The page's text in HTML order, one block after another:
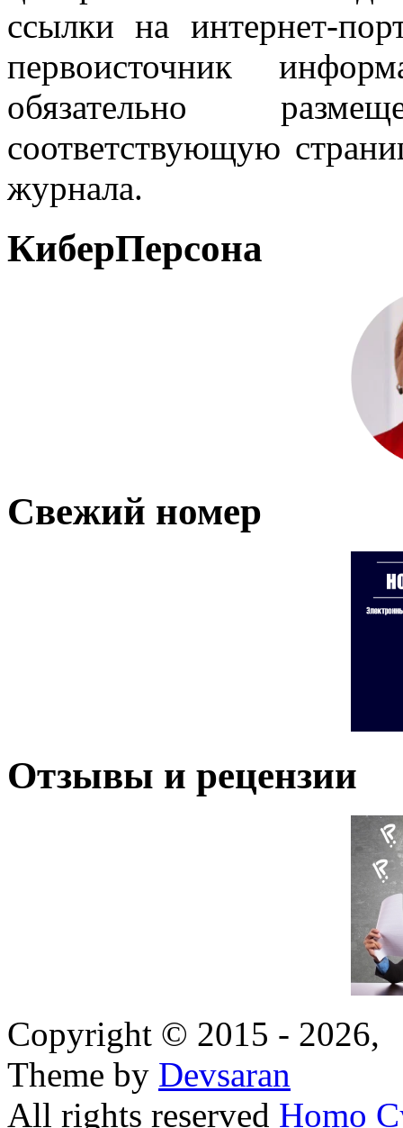
ссылки на интернет-
первоисточник
обязательно
соответствующую
журнала.
КиберПерсона
Свежий номер
Отзывы и рецензии
Copyright © 2015 - 2026,
Theme by Devsaran
All rights reserved Homo